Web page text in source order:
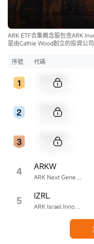
ARK ETF合集概念股包含ARK
是由Cathie Wood創立的投資公司
序號 代碼
4 ARK Next Generation Internet ETF
ARKW
5 ARK Israel Innovative Technology ETF
IZRL